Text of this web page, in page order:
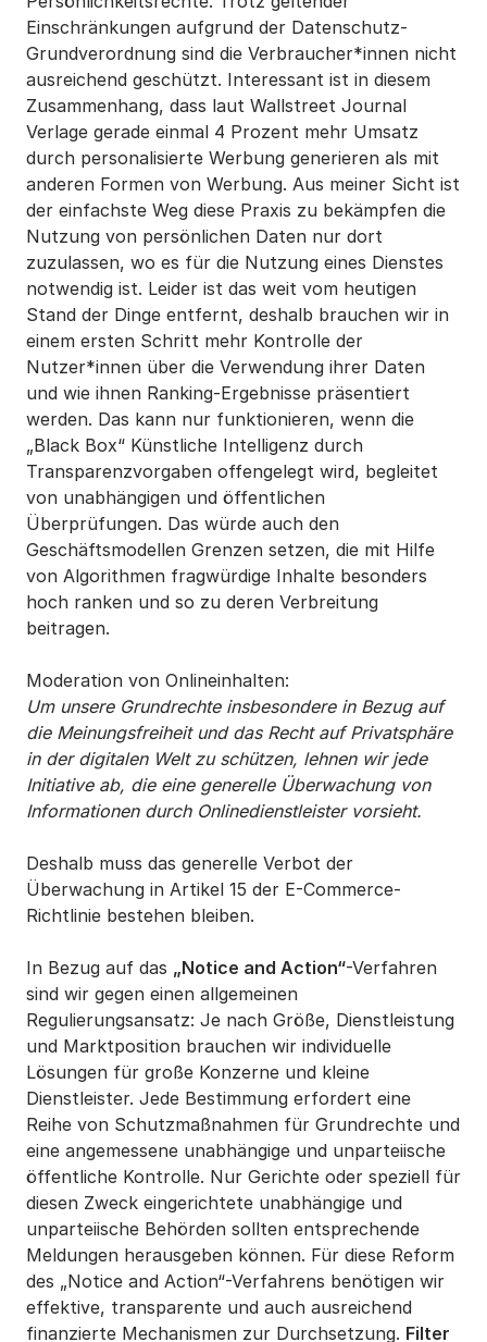
Einschränkungen aufgrund der Datenschutz-
Grundverordnung sind die Verbraucher*innen nicht
ausreichend geschützt. Interessant ist in diesem
Zusammenhang, dass laut Wallstreet Journal
Verlage gerade einmal 4 Prozent mehr Umsatz
durch personalisierte Werbung generieren als mit
anderen Formen von Werbung. Aus meiner Sicht ist
der einfachste Weg diese Praxis zu bekämpfen die
Nutzung von persönlichen Daten nur dort
zuzulassen, wo es für die Nutzung eines Dienstes
notwendig ist. Leider ist das weit vom heutigen
Stand der Dinge entfernt, deshalb brauchen wir in
einem ersten Schritt mehr Kontrolle der
Nutzer*innen über die Verwendung ihrer Daten
und wie ihnen Ranking-Ergebnisse präsentiert
werden. Das kann nur funktionieren, wenn die
„Black Box“ Künstliche Intelligenz durch
Transparenzvorgaben offengelegt wird, begleitet
von unabhängigen und öffentlichen
Überprüfungen. Das würde auch den
Geschäftsmodellen Grenzen setzen, die mit Hilfe
von Algorithmen fragwürdige Inhalte besonders
hoch ranken und so zu deren Verbreitung
beitragen.
Moderation von Onlineinhalten:
Um unsere Grundrechte insbesondere in Bezug auf
die Meinungsfreiheit und das Recht auf Privatsphäre
in der digitalen Welt zu schützen, lehnen wir jede
Initiative ab, die eine generelle Überwachung von
Informationen durch Onlinedienstleister vorsieht.
Deshalb muss das generelle Verbot der
Überwachung in Artikel 15 der E-Commerce-
Richtlinie bestehen bleiben.
In Bezug auf das „Notice and Action“-Verfahren
sind wir gegen einen allgemeinen
Regulierungsansatz: Je nach Größe, Dienstleistung
und Marktposition brauchen wir individuelle
Lösungen für große Konzerne und kleine
Dienstleister. Jede Bestimmung erfordert eine
Reihe von Schutzmaßnahmen für Grundrechte und
eine angemessene unabhängige und unparteiische
öffentliche Kontrolle. Nur Gerichte oder speziell für
diesen Zweck eingerichtete unabhängige und
unparteiische Behörden sollten entsprechende
Meldungen herausgeben können. Für diese Reform
des „Notice and Action“-Verfahrens benötigen wir
effektive, transparente und auch ausreichend
finanzierte Mechanismen zur Durchsetzung. Filter